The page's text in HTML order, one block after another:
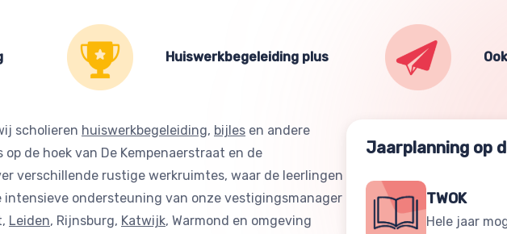
Huiswerkbegeleiding plus
scholieren huiswerkbegeleiding, bijles en andere
de hoek van De Kempenaerstraat en de
verschillende rustige werkruimtes, waar de leerlingen
ondersteuning van onze vestigingsmanager
Leiden, Rijnsburg, Katwijk, Warmond en omgeving
Jaarplanning op
TWOK
Hele jaar